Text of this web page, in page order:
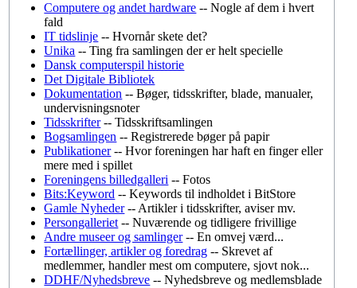
Computere og andet hardware -- Nogle af dem i hvert
fald
IT tidslinje -- Hvornår skete det?
Unika -- Ting fra samlingen der er helt specielle
Dansk computerspil historie
Det Digitale Bibliotek
Dokumentation -- Bøger, tidsskrifter, blade, manualer,
undervisningsnoter
Tidsskrifter-- Tidsskriftsamlingen
Bogsamlingen -- Registrerede bøger på papir
Publikationer-- Hvor foreningen har haft en finger eller
mere med i spillet
Foreningens billedgalleri -- Fotos
Bits:Keyword -- Keywords til indholdet i BitStore
Gamle Nyheder-- Artikler i tidsskrifter, aviser mv.
Persongalleriet-- Nuværende og tidligere frivillige
Andre museer og samlinger-- En omvej værd...
Fortællinger, artikler og foredrag -- Skrevet af
medlemmer, handler mest om computere, sjovt nok...
DDHF/Nyhedsbreve -- Nyhedsbreve og medlemsblade